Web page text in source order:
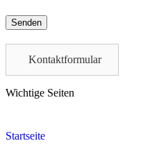
Please
leave
empty.Kontaktformular
Wichtige Seiten
Startseite